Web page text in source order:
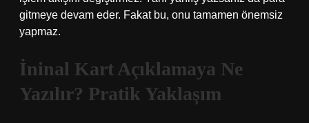
gitmeye devam eder. Fakat bu, onu tamamen önemsiz
yapmaz.
İninal Kart Açıklamaya Ne
Yazılır? Pratik Yaklaşım